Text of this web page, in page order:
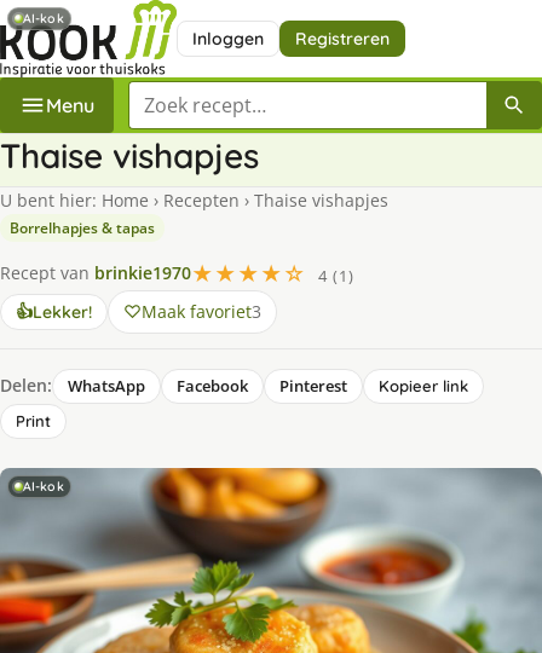
Inloggen Registreren
Menu Zoek een recept
Thaise vishapjes
U bent hier: Home › Recepten › Thaise vishapjes
Borrelhapjes & tapas
Recept van brinkie1970★★★★☆
4 (1)
👍Lekker! Maak favoriet3
Delen: WhatsApp Facebook Pinterest
Kopieer link
Print
AI-kok
AI-kok